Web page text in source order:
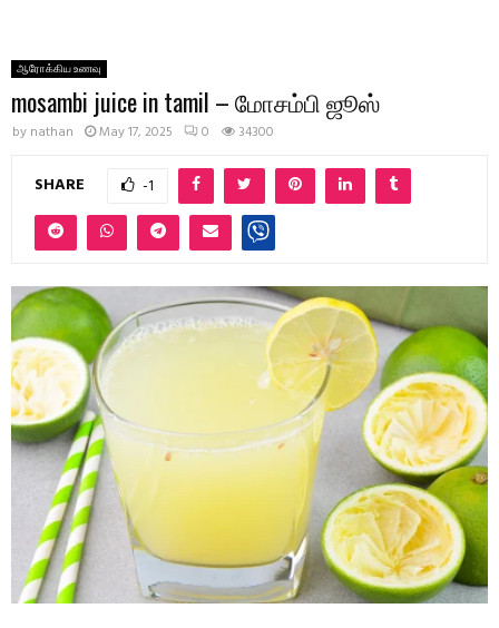
ஆரோக்கிய உணவு
mosambi juice in tamil – மோசம்பி ஜூஸ்
by nathan May 17, 2025 0 34300
SHARE -1